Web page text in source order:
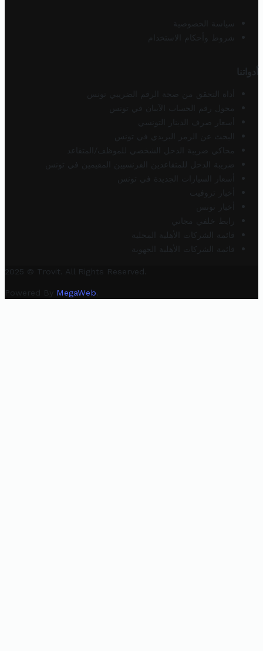
سياسة الخصوصية
شروط وأحكام الاستخدام
أدواتنا
أداة التحقق من صحة الرقم الضريبي تونس
محول رقم الحساب الآيبان في تونس
أسعار صرف الدينار التونسي
البحث عن الرمز البريدي في تونس
محاكي ضريبة الدخل الشخصي للموظف/المتقاعد
ضريبة الدخل للمتقاعدين الفرنسيين المقيمين في تونس
أسعار السيارات الجديدة في تونس
أخبار تروفيت
أخبار تونس
رابط خلفي مجاني
قائمة الشركات الأهلية المحلية
قائمة الشركات الأهلية الجهوية
2025 © Trovit. All Rights Reserved.
Powered By MegaWeb